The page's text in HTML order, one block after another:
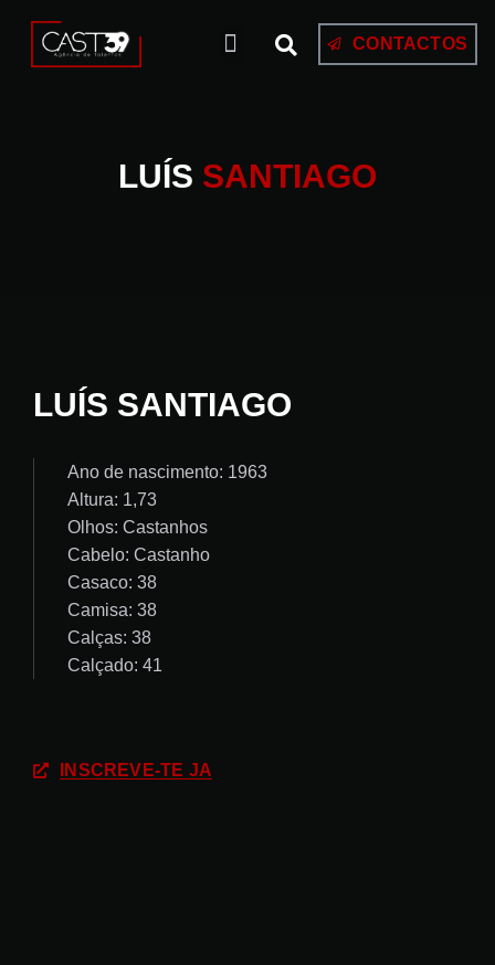
CONTACTOS
LUÍS SANTIAGO
LUÍS SANTIAGO
Ano de nascimento: 1963
Altura: 1,73
Olhos: Castanhos
Cabelo: Castanho
Casaco: 38
Camisa: 38
Calças: 38
Calçado: 41
INSCREVE-TE JÁ